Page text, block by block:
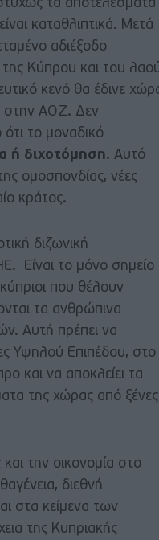
τα αποτελέσματα
καταθλιπτικά. Μετά
αδιέξοδο
Κύπρου και του
κενό θα έδινε
στην ΑΟΖ. Δεν
το μοναδικό
ή διχοτόμηση. Αυτό
ομοσπονδίας, νέες
κράτος.
διζωνική
Είναι το μόνο σημείο
που θέλουν
τα ανθρώπινα
Αυτή πρέπει να
Υψηλού Επιπέδου, στο
και να αποκλείει τα
της χώρας από ξένες
την οικονομία στο
διεθνή
στα κείμενα των
της Κυπριακής